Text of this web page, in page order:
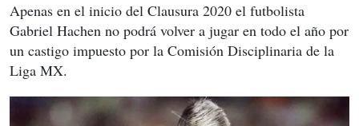
Apenas en el inicio del Clausura 2020 el futbolista
Gabriel Hachen no podrá volver a jugar en todo el año por
un castigo impuesto por la Comisión Disciplinaria de la
Liga MX.